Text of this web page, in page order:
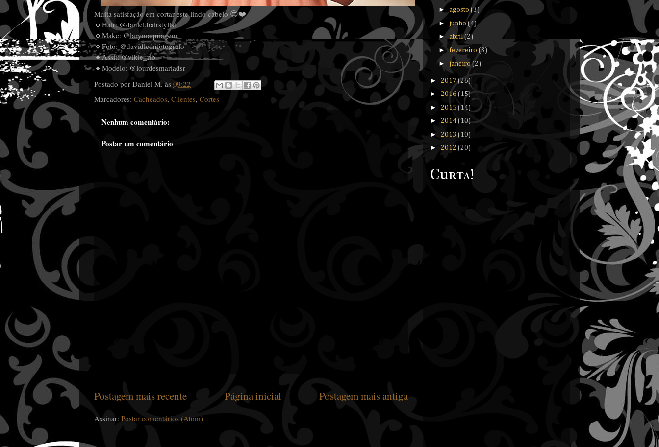
Muita satisfação em cortar este lindo cabelo 😍❤️
🔹 Hair: @daniel.hairstylist
🔹 Make: @larymaquiagem
🔹 Foto: @davidleonfotografo
🔹Assit: @vikie_rib
🔹 Modelo: @lourdesmariadsr
Postado por Daniel M. às 09:22
Marcadores: Cacheados, Clientes, Cortes
Nenhum comentário:
Postar um comentário
Postagem mais recente Postagem mais antiga
Página inicial
Assinar: Postar comentários (Atom)
► agosto(3)
► junho(4)
► abril (2)
►fevereiro (3)
► janeiro(2)
► 2017(26)
► 2016 (15)
► 2015 (14)
► 2014 (10)
► 2013 (10)
► 2012 (20)
Curta!